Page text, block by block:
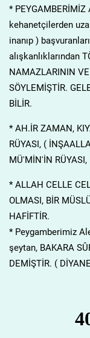
* PEYGAMBERİMİZ
kehanetçilerden
inanıp )
alışkanlıklarından
NAMAZLARININ
SÖYLEMİŞTİR.
BİLİR.
* AH.İR ZAMAN,
RÜYASI, (
MÜ'MİN'İN RÜYASI,
* ALLAH CELLE
OLMASI, BİR
HAFİFTİR.
* Peygamberimiz
şeytan, BAKARA
DEMİŞTİR. (